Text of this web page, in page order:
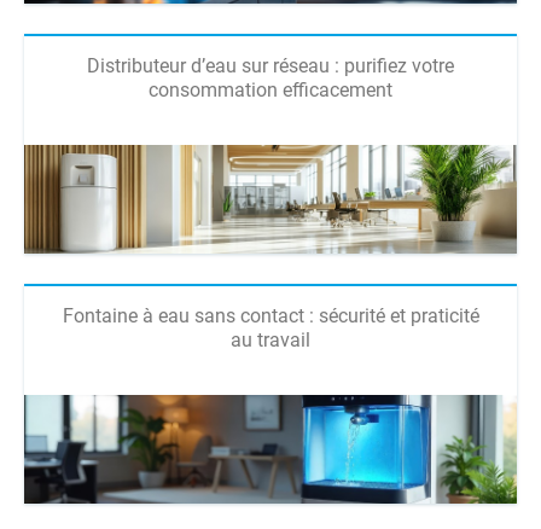
Distributeur d’eau sur réseau : purifiez votre
consommation efficacement
Fontaine à eau sans contact : sécurité et praticité
au travail